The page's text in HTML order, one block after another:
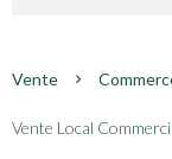
Vente
Vente Local